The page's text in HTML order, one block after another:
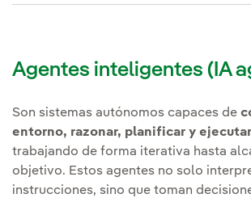
Agentes inteligentes (IA
Son sistemas autónomos capaces de
entorno, razonar, planificar y
trabajando de forma iterativa hasta
objetivo. Estos agentes no solo
instrucciones, sino que toman